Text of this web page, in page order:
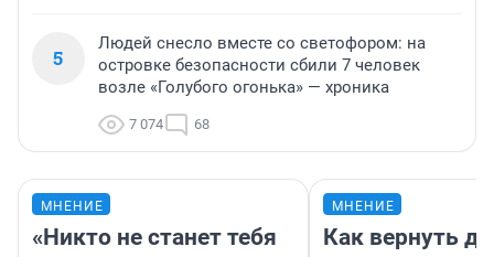
5
Людей снесло вместе со светофором: на
островке безопасности сбили 7 человек
возле «Голубого огонька» — хроника
7 074 68
МНЕНИЕ
«Никто не станет тебя
МНЕНИЕ
Как вернуть